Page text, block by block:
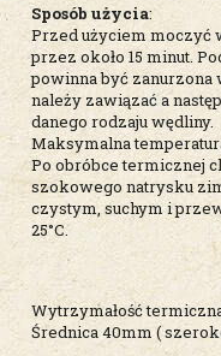
Sposób użycia:
Przed użyciem moczyć
przez około 15 minut.
powinna być zanurzona
należy zawiązać a
danego rodzaju wędliny.
Maksymalna
Po obróbce termicznej
szokowego natrysku
czystym, suchym i
25°C.
Wytrzymałość
Średnica 40mm (